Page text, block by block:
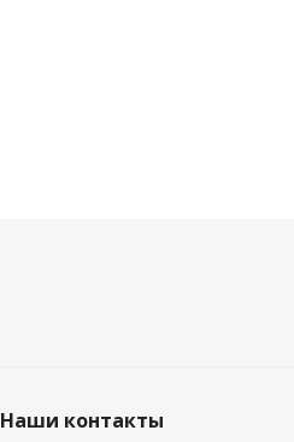
Наши контакты